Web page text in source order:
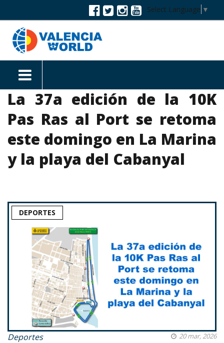
Select Language ▼
La 37a edición de la 10K
Pas Ras al Port se retoma
este domingo en La Marina
y la playa del Cabanyal
DEPORTES
Deportes
20 mar, 2026